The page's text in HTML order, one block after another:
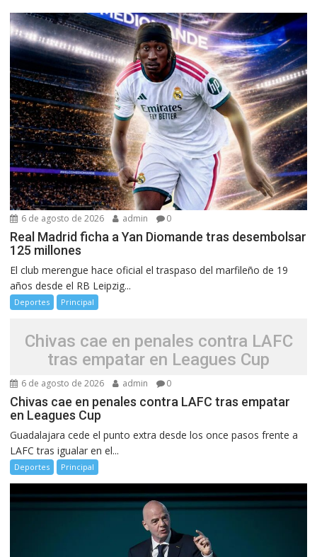
6 de agosto de 2026 admin 0
Real Madrid ficha a Yan Diomande tras desembolsar
125 millones
El club merengue hace oficial el traspaso del marfileño de 19
años desde el RB Leipzig...
Deportes Principal
Chivas cae en penales contra LAFC
tras empatar en Leagues Cup
6 de agosto de 2026 admin 0
Chivas cae en penales contra LAFC tras empatar
en Leagues Cup
Guadalajara cede el punto extra desde los once pasos frente a
LAFC tras igualar en el...
Deportes Principal